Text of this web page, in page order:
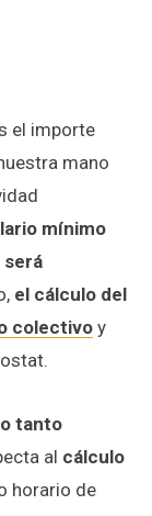
el importe
mano
mínimo
será
el cálculo del
colectivo y
tanto
al cálculo
horario de